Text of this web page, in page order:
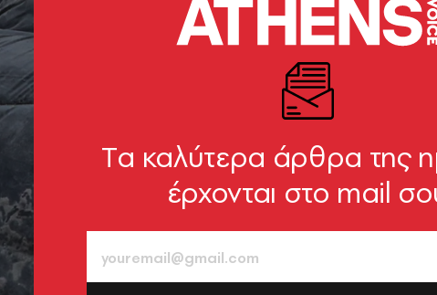
Tα καλύτερα άρθρα της
έρχονται στο mail